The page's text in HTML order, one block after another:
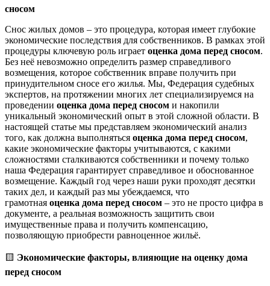
сносом
Снос жилых домов – это процедура, которая имеет глубокие
экономические последствия для собственников. В рамках этой
процедуры ключевую роль играет оценка дома перед сносом.
Без неё невозможно определить размер справедливого
возмещения, которое собственник вправе получить при
принудительном сносе его жилья. Мы, Федерация судебных
экспертов, на протяжении многих лет специализируемся на
проведении оценка дома перед сносом и накопили
уникальный экономический опыт в этой сложной области. В
настоящей статье мы представляем экономический анализ
того, как должна выполняться оценка дома перед сносом,
какие экономические факторы учитываются, с какими
сложностями сталкиваются собственники и почему только
наша Федерация гарантирует справедливое и обоснованное
возмещение. Каждый год через наши руки проходят десятки
таких дел, и каждый раз мы убеждаемся, что
грамотная оценка дома перед сносом – это не просто цифра в
документе, а реальная возможность защитить свои
имущественные права и получить компенсацию,
позволяющую приобрести равноценное жильё.
🟨 Экономические факторы, влияющие на оценку дома
перед сносом